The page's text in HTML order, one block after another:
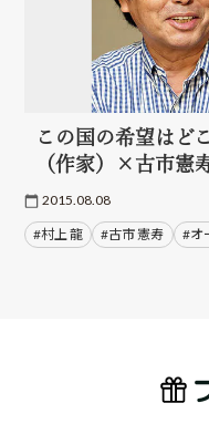
この国の希望は
（作家）×古市憲
2015.08.08
#村上 龍 #古市 憲寿 #オ